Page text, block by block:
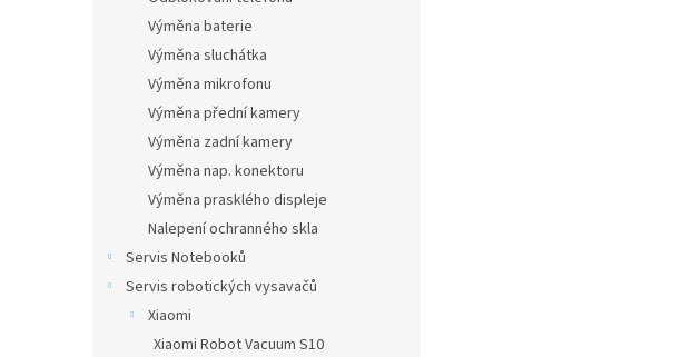
Výměna baterie
Výměna sluchátka
Výměna mikrofonu
Výměna přední kamery
Výměna zadní kamery
Výměna nap. konektoru
Výměna prasklého displeje
Nalepení ochranného skla
Servis Notebooků
Servis robotických vysavačů
Xiaomi
Xiaomi Robot Vacuum S10